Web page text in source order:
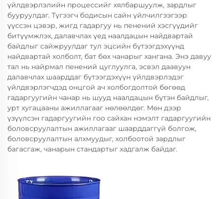
үйлдвэрлэлийн процессийг хялбаршуулж, зардлыг
бууруулдаг. Түгээгч бодисын сайн үйлчилгээгээр
үүссэн цэвэр, жигд гадаргуу нь пенений хэсгүүдийг
битүүмжлэх, далавчлах үед наалдацын найдвартай
байдлыг сайжруулдаг тул эцсийн бүтээгдэхүүнд
найдвартай холболт, бат бөх чанарыг хангана. Энэ давуу
тал нь найрмал пенений цуглуулга, эсвэл даавуун
далавчлах шаарддаг бүтээгдэхүүн үйлдвэрлэдэг
үйлдвэрлэгчдэд онцгой ач холбогдолтой бөгөөд
гадаргуугийн чанар нь шууд наалдацын бүтэн байдлыг,
урт хугацааны ажиллагааг нөлөөлдөг. Мөн дээр
үзүүлсэн гадаргуугийн гоо сайхан нэмэлт гадаргуугийн
боловсруулалтын ажиллагааг шаарддаггүй болгож,
боловсруулалтын алхмуудыг, холбоотой зардлыг
багасгаж, чанарын стандартыг хадгалж байдаг.